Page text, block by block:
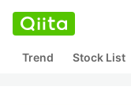
Trend Stock List